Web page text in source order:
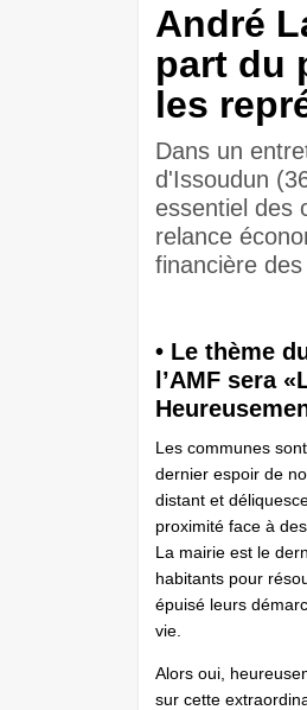
André
part du
les
Dans un
d'Issoudun
essentiel des
relance
financière
• Le thème
l’AMF sera
Les communes
dernier espoir de
distant et
proximité face à
La mairie est le
habitants pour
épuisé leurs
vie.
Alors oui,
sur cette